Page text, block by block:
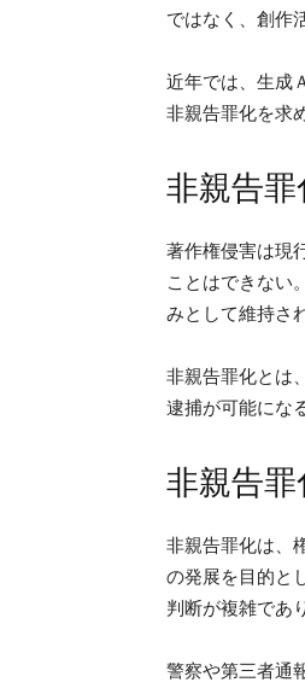
ではなく、創作
近年では、生成
非親告罪化を求
非親告
著作権侵害は現
ことはできない
みとして維持さ
非親告罪化とは
逮捕が可能にな
非親告
非親告罪化は、
の発展を目的と
判断が複雑であ
警察や第三者通